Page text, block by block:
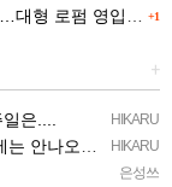
+1
로펌 영입전쟁
+
HIKARU
은....
HIKARU
은.....ㅎ ㅎ)
은성쓰